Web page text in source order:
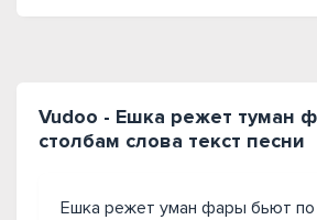
Vudoo - Ешка режет туман
столбам слова текст песни
Ешка режет уман фары бьют по